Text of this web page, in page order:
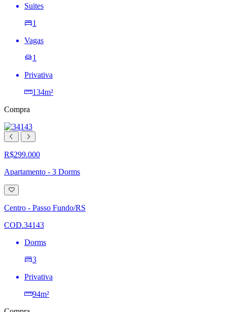
Suites
1
Vagas
1
Privativa
134m²
Compra
R$299.000
Apartamento - 3 Dorms
Adicionar
à
lista
de
Centro - Passo Fundo/RS
COD.34143
Dorms
3
Privativa
94m²